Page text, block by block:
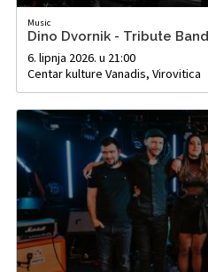
Music
Dino Dvornik - Tribute Band
6. lipnja 2026. u 21:00
Centar kulture Vanadis, Virovitica